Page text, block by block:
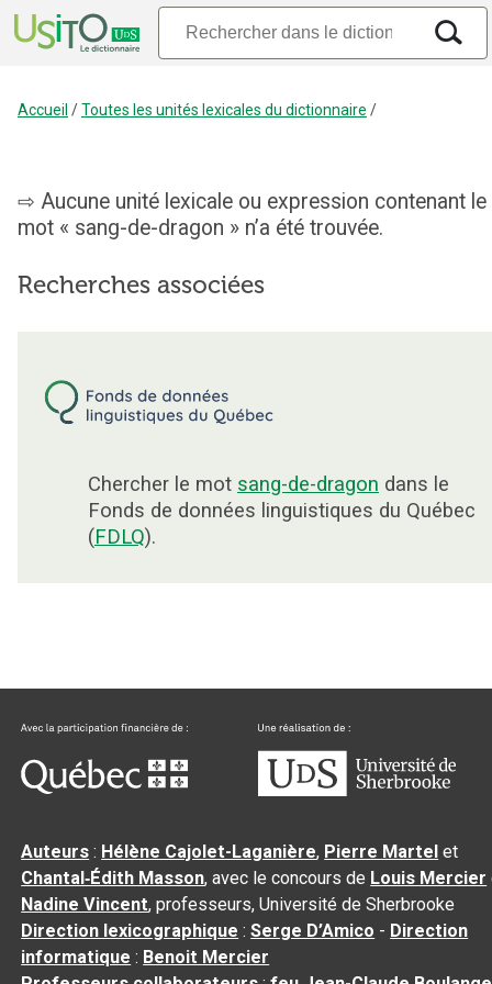
Accueil /Toutes les unités lexicales du dictionnaire /
Aucune unité lexicale ou expression contenant le
mot « sang-de-dragon » n’a été trouvée.
Recherches associées
Chercher le mot sang-de-dragon dans le
Fonds de données linguistiques du Québec
(FDLQ).
Auteurs : Hélène Cajolet-Laganière, Pierre Martel et
Chantal‑Édith Masson, avec le concours de Louis Mercier
Nadine Vincent, professeurs, Université de Sherbrooke
Direction lexicographique :Serge D’Amico - Direction
informatique : Benoit Mercier